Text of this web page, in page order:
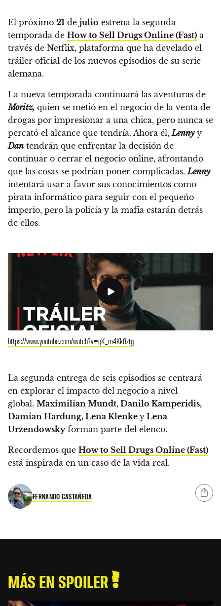
El próximo 21 de julio estrena la segunda
temporada de How to Sell Drugs Online (Fast) a
través de Netflix, plataforma que ha develado el
tráiler oficial de los nuevos episodios de su serie
alemana.
La nueva temporada continuará las aventuras de
Moritz, quien se metió en el negocio de la venta de
drogas por impresionar a una chica, pero nunca se
percató el alcance que tendría. Ahora él, Lennyy
Dan tendrán que enfrentar la decisión de
continuar o cerrar el negocio online, afrontando
que las cosas se podrían poner complicadas. Lenny
intentará usar a favor sus conocimientos como
pirata informático para seguir con el pequeño
imperio, pero la policía y la mafia estarán detrás
de ellos.
https://www.youtube.com/watch?v=qK_m4Kk8ztg
La segunda entrega de seis episodios se centrará
en explorar el impacto del negocio a nivel
global. Maximilian Mundt, Danilo Kamperidis,
Damian Hardung, Lena Klenke y Lena
Urzendowskyforman parte del elenco.
Recordemos que How to Sell Drugs Online (Fast)
está inspirada en un caso de la vida real.
FERNANDO CASTAÑEDA
MÁS EN SPOILER